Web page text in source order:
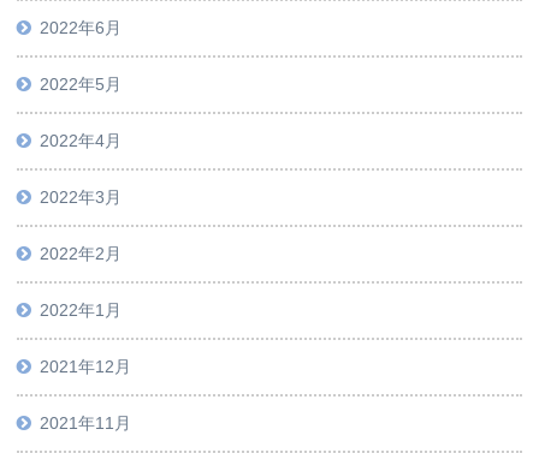
2022年6月
2022年5月
2022年4月
2022年3月
2022年2月
2022年1月
2021年12月
2021年11月